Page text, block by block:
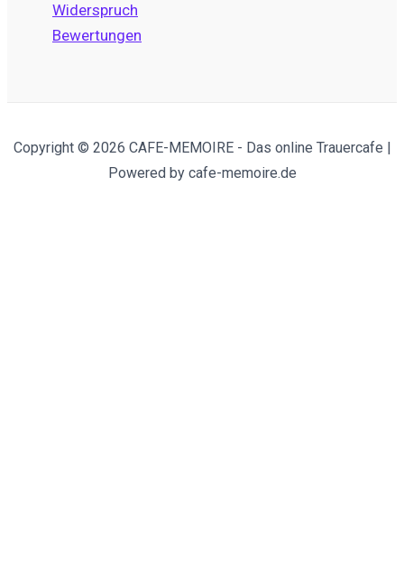
Widerspruch
Bewertungen
Copyright © 2026 CAFE-MEMOIRE - Das online Trauercafe |
Powered by cafe-memoire.de